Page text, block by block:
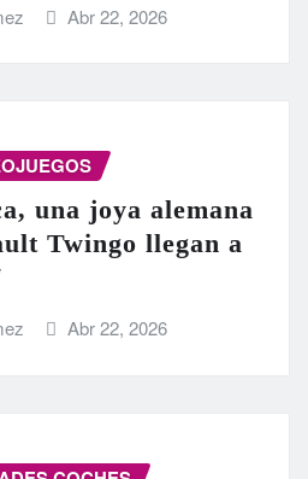
Abr 22, 2026
una joya alemana
Twingo llegan a
Abr 22, 2026